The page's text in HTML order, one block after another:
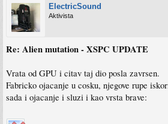
ElectricSound
Aktivista
Re: Alien mutation - XSPC UPDATE
Vrata od GPU i citav taj dio posla zavrsen.
Fabricko ojacanje u cosku, njegove rupe
sada i ojacanje i sluzi i kao vrsta brave: